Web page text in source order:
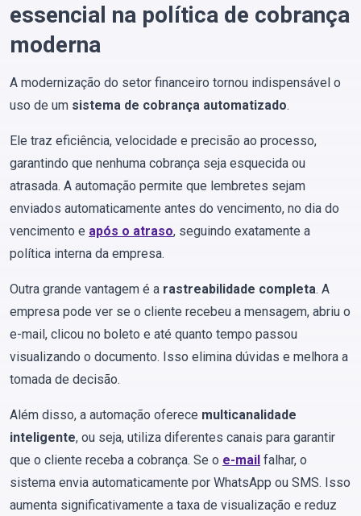
essencial na política de cobrança
moderna
A modernização do setor financeiro tornou indispensável o
uso de um sistema de cobrança automatizado.
Ele traz eficiência, velocidade e precisão ao processo,
garantindo que nenhuma cobrança seja esquecida ou
atrasada. A automação permite que lembretes sejam
enviados automaticamente antes do vencimento, no dia do
vencimento e após o atraso, seguindo exatamente a
política interna da empresa.
Outra grande vantagem é a rastreabilidade completa. A
empresa pode ver se o cliente recebeu a mensagem, abriu o
e-mail, clicou no boleto e até quanto tempo passou
visualizando o documento. Isso elimina dúvidas e melhora a
tomada de decisão.
Além disso, a automação oferece multicanalidade
inteligente, ou seja, utiliza diferentes canais para garantir
que o cliente receba a cobrança. Se o e-mail falhar, o
sistema envia automaticamente por WhatsApp ou SMS. Isso
aumenta significativamente a taxa de visualização e reduz